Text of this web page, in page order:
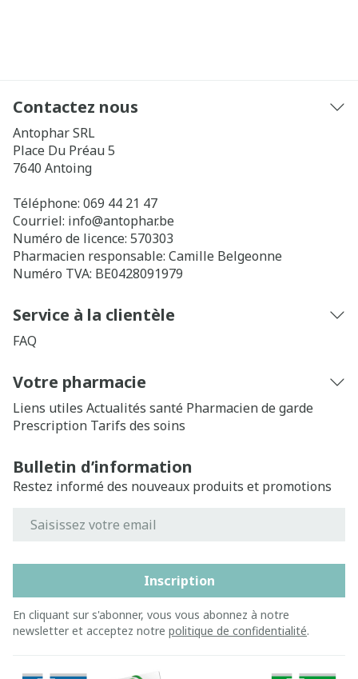
Contactez nous
Antophar SRL
Place Du Préau 5
7640 Antoing
Téléphone: 069 44 21 47
Courriel: info@antophar.be
Numéro de licence: 570303
Pharmacien responsable: Camille Belgeonne
Numéro TVA: BE0428091979
Service à la clientèle
FAQ
Votre pharmacie
Liens utiles Actualités santé Pharmacien de garde
Prescription Tarifs des soins
Bulletin d’information
Restez informé des nouveaux produits et promotions
Inscription
En cliquant sur s'abonner, vous vous abonnez à notre
newsletter et acceptez notre politique de confidentialité.